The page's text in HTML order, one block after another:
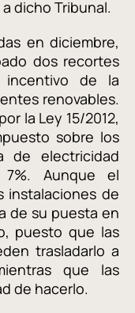
dicho Tribunal.
en diciembre,
dos recortes
incentivo de la
renovables.
la Ley 15/2012,
sobre los
de electricidad
Aunque el
instalaciones de
de su puesta en
puesto que las
trasladarlo a
que las
de hacerlo.